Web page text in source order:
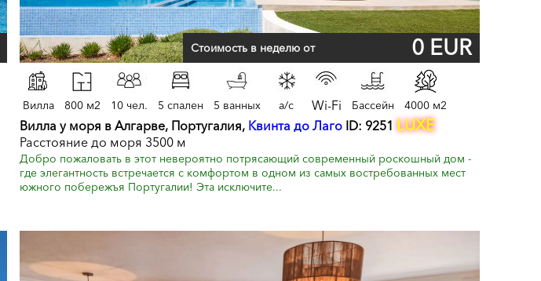
Стоимость в неделю от 0 EUR
Вилла 800 м2 10 чел. 5 спален 5 ванных a/c Wi-Fi Бассейн 4000 м2
Вилла у моря в Алгарве, Португалия, Квинта до Лаго ID: 9251 LUXE
Расстояние до моря 3500 м
Добро пожаловать в этот невероятно потрясающий современный роскошный дом -
где элегантность встречается с комфортом в одном из самых востребованных мест
южного побережъя Португалии! Эта исключите...